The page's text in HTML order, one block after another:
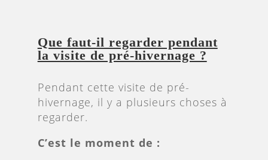
Que faut-il regarder pendant
la visite de pré-hivernage ?
Pendant cette visite de pré-
hivernage, il y a plusieurs choses à
regarder.
C’est le moment de :